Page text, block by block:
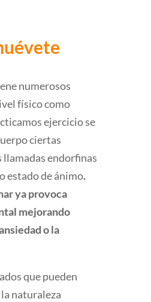
numerosos
físico como
ejercicio se
ciertas
endorfinas
estado de ánimo.
ya provoca
mejorando
o la
que pueden
naturaleza